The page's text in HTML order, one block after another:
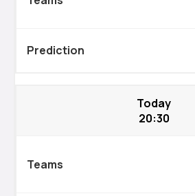
Today
20:30